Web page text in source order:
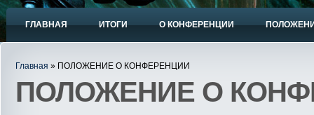
ГЛАВНАЯ ИТОГИ О КОНФЕРЕНЦИИ
Главная » ПОЛОЖЕНИЕ О КОНФЕРЕНЦИИ
ПОЛОЖЕНИЕ О